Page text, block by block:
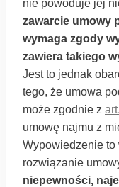
nie powoduje jej
zawarcie umowy
wymaga zgody
zawiera takiego
Jest to jednak
tego, że umowa
może zgodnie z
umowę najmu z
Wypowiedzenie to
rozwiązanie
niepewności,